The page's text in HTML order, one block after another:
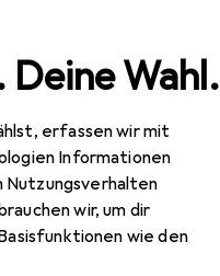
Wahl.
erfassen wir mit
Informationen
Nutzungsverhalten
wir, um dir
wie den
Wohnen Möbel